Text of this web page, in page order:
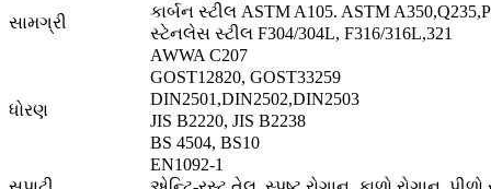
સામગ્રી
કાર્બન સ્ટીલ ASTM A105. ASTM
સ્ટેનલેસ સ્ટીલ F304/304L, F316/316L,321
ધોરણ
AWWA C207
GOST12820, GOST33259
DIN2501,DIN2502,DIN2503
JIS B2220, JIS B2238
BS 4504, BS10
EN1092-1